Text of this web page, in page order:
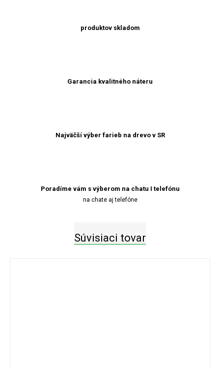
produktov skladom
Garancia kvalitného náteru
Najväčší výber farieb na drevo v SR
Poradíme vám s výberom na chatu I telefónu
na chate aj telefóne
Súvisiaci tovar